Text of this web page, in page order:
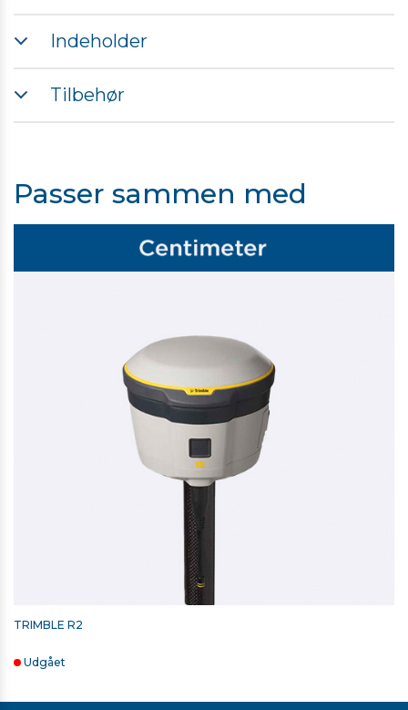
7,4 V
Indeholder
Tilbehør
TRIMBLE OPLADER TIL TOTALSTATIONER OG SCANNERE
Passer sammen med
TRIMBLE R2
Udgået